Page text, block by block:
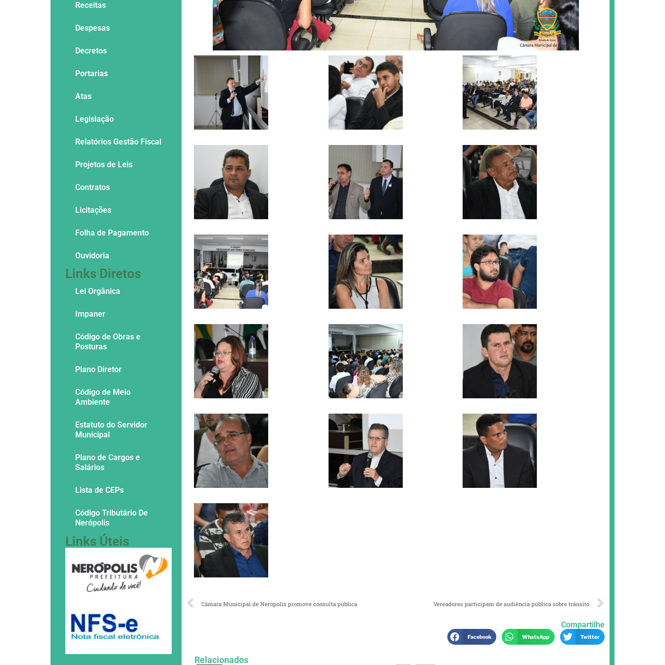
Receitas
Despesas
Decretos
Portarias
Atas
Legislação
Relatórios Gestão Fiscal
Projetos de Leis
Contratos
Licitações
Folha de Pagamento
Ouvidoria
Links Diretos
Lei Orgânica
Impaner
Código de Obras e
Posturas
Plano Diretor
Código de Meio
Ambiente
Estatuto do Servidor
Municipal
Plano de Cargos e
Salários
Lista de CEPs
Código Tributário De
Nerópolis
Links Úteis
Câmara Municipal de Nerópolis promove consulta pública Vereadores participam de audiência pública sobre trânsito
Compartilhe
Facebook WhatsApp Twitter
Relacionados